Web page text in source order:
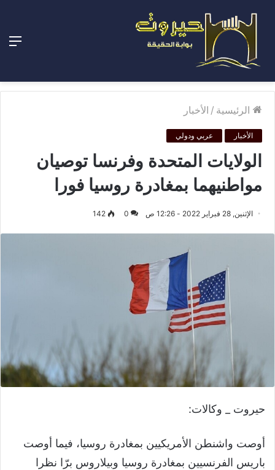
الرئيسية / الأخبار
الأخبار عربي ودولي
الولايات المتحدة وفرنسا توصيان
مواطنيهما بمغادرة روسيا فورا
الإثنين, 28 فبراير 2022 - 12:26 ص 0
142
حيروت _ وكالات:
أوصت واشنطن الأمريكيين بمغادرة روسيا، فيما أوصت
باريس الفرنسيين بمغادرة روسيا وبيلاروس برّا نظرا